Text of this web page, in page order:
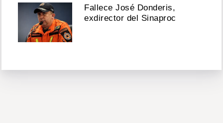
Fallece José Donderis,
exdirector del Sinaproc